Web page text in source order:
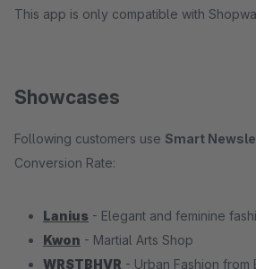
This app is only compatible with
Showcases
Following customers use Smart
Conversion Rate:
Lanius - Elegant and feminine
Kwon - Martial Arts Shop
WRSTBHVR - Urban Fashion from